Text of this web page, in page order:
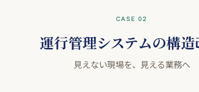
CASE 02
運行管理システムの構
見えない現場を、見える業務へ